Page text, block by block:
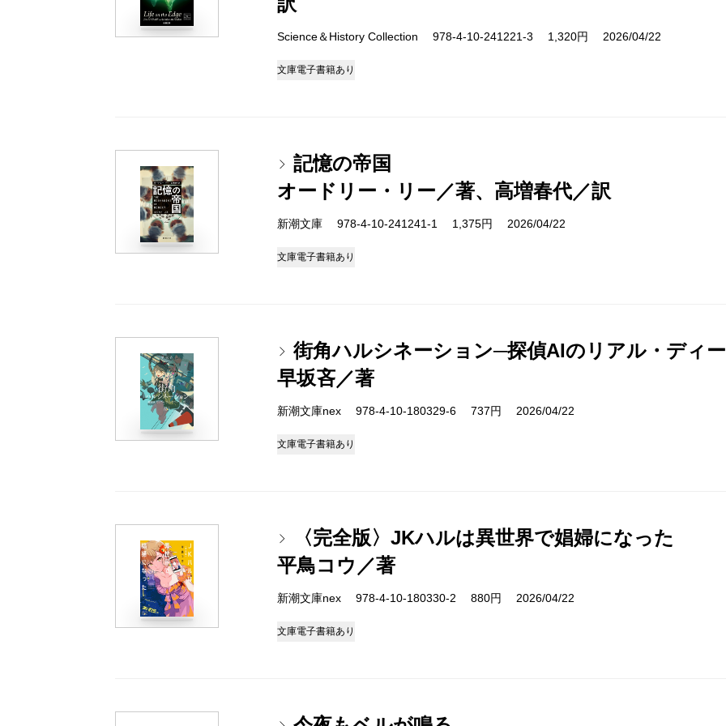
Science＆History Collection 978-4-10-241221-3 1,320円 2026/04/22
文庫電子書籍あり
記憶の帝国
オードリー・リー／著、高増春代／訳
新潮文庫 978-4-10-241241-1 1,375円 2026/04/22
文庫電子書籍あり
街角ハルシネーション─探偵AIのリアル・ディ
早坂吝／著
新潮文庫nex 978-4-10-180329-6 737円 2026/04/22
文庫電子書籍あり
〈完全版〉JKハルは異世界で娼婦になった
平鳥コウ／著
新潮文庫nex 978-4-10-180330-2 880円 2026/04/22
文庫電子書籍あり